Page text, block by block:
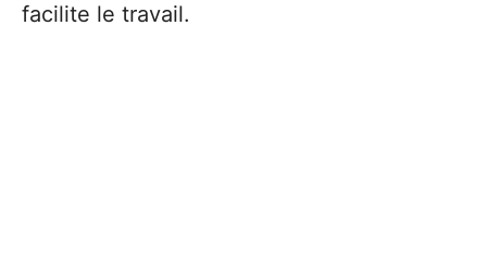
facilite le travail.